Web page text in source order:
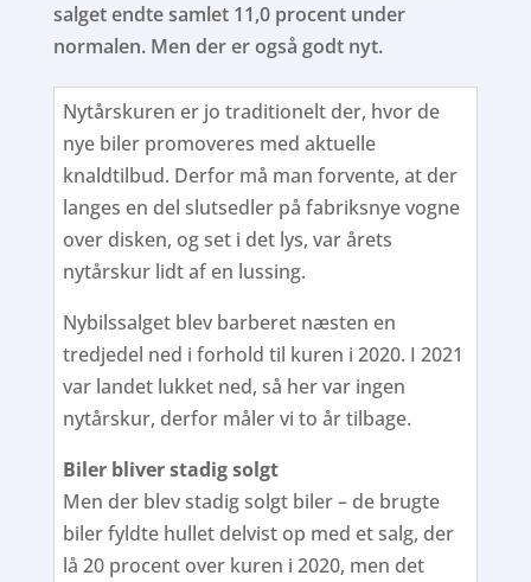
salget endte samlet 11,0 procent under
normalen. Men der er også godt nyt.
Nytårskuren er jo traditionelt der, hvor de
nye biler promoveres med aktuelle
knaldtilbud. Derfor må man forvente, at der
langes en del slutsedler på fabriksnye vogne
over disken, og set i det lys, var årets
nytårskur lidt af en lussing.
Nybilssalget blev barberet næsten en
tredjedel ned i forhold til kuren i 2020. I 2021
var landet lukket ned, så her var ingen
nytårskur, derfor måler vi to år tilbage.
Biler bliver stadig solgt
Men der blev stadig solgt biler – de brugte
biler fyldte hullet delvist op med et salg, der
lå 20 procent over kuren i 2020, men det